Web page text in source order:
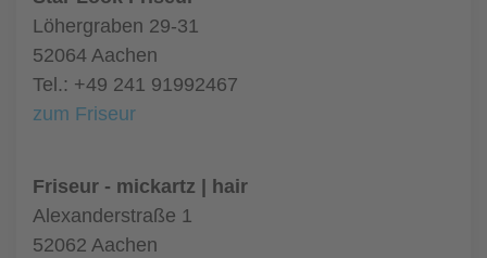
Löhergraben 29-31
52064 Aachen
Tel.: +49 241 91992467
zum Friseur
Friseur - mickartz | hair
Alexanderstraße 1
52062 Aachen